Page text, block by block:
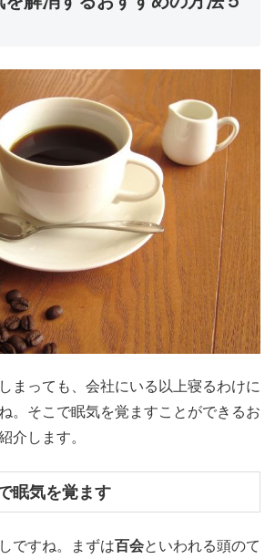
まっても、会社にいる以上寝るわけに
。そこで眠気を覚ますことができるお
介します。
眠気を覚ます
ですね。まずは百会といわれる頭のて